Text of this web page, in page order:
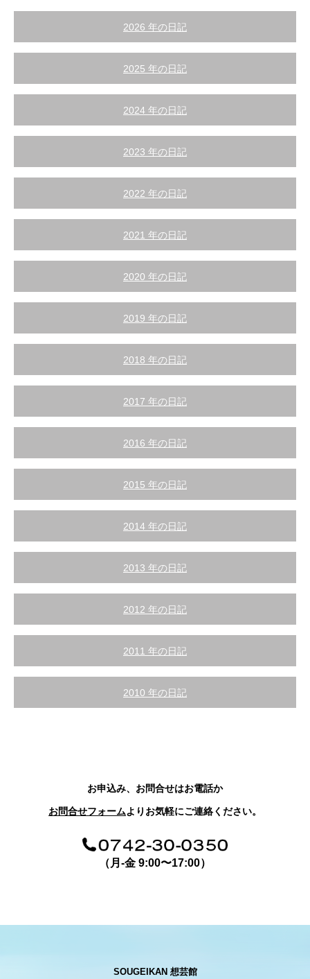
2026 年の日記
2025 年の日記
2024 年の日記
2023 年の日記
2022 年の日記
2021 年の日記
2020 年の日記
2019 年の日記
2018 年の日記
2017 年の日記
2016 年の日記
2015 年の日記
2014 年の日記
2013 年の日記
2012 年の日記
2011 年の日記
2010 年の日記
お申込み、お問合せはお電話か
お問合せフォームよりお気軽にご連絡ください。
（月-金 9:00〜17:00）
SOUGEIKAN 想芸館